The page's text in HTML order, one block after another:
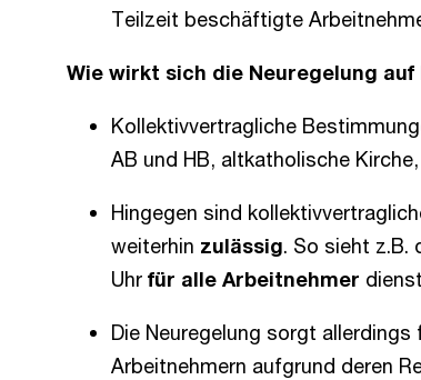
Teilzeit beschäftigte
Wie wirkt sich die Neuregelung
Kollektivvertragliche
AB und HB, altkatholische
Hingegen sind
weiterhin zulässig. So sieht z.B.
Uhr für alle Arbeitnehmer
Die Neuregelung sorgt
Arbeitnehmern aufgrund deren